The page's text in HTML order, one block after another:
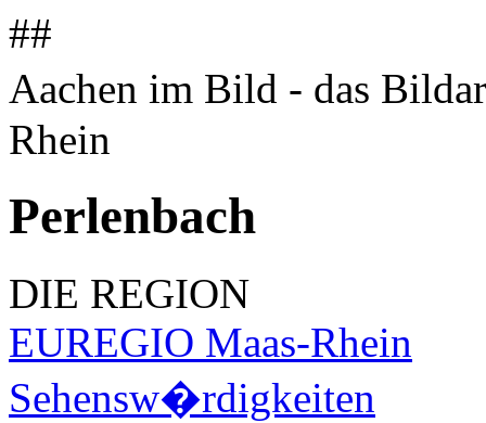
##
Aachen im Bild - das
Rhein
Perlenbach
DIE REGION
EUREGIO Maas-Rhein
Sehensw�rdigkeiten